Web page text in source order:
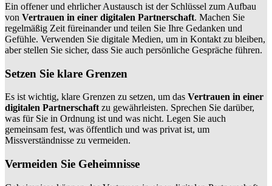
Ein offener und ehrlicher Austausch ist der Schlüssel zum Aufbau
von Vertrauen in einer digitalen Partnerschaft. Machen Sie
regelmäßig Zeit füreinander und teilen Sie Ihre Gedanken und
Gefühle. Verwenden Sie digitale Medien, um in Kontakt zu bleiben,
aber stellen Sie sicher, dass Sie auch persönliche Gespräche führen.
Setzen Sie klare Grenzen
Es ist wichtig, klare Grenzen zu setzen, um das Vertrauen in einer
digitalen Partnerschaft zu gewährleisten. Sprechen Sie darüber,
was für Sie in Ordnung ist und was nicht. Legen Sie auch
gemeinsam fest, was öffentlich und was privat ist, um
Missverständnisse zu vermeiden.
Vermeiden Sie Geheimnisse